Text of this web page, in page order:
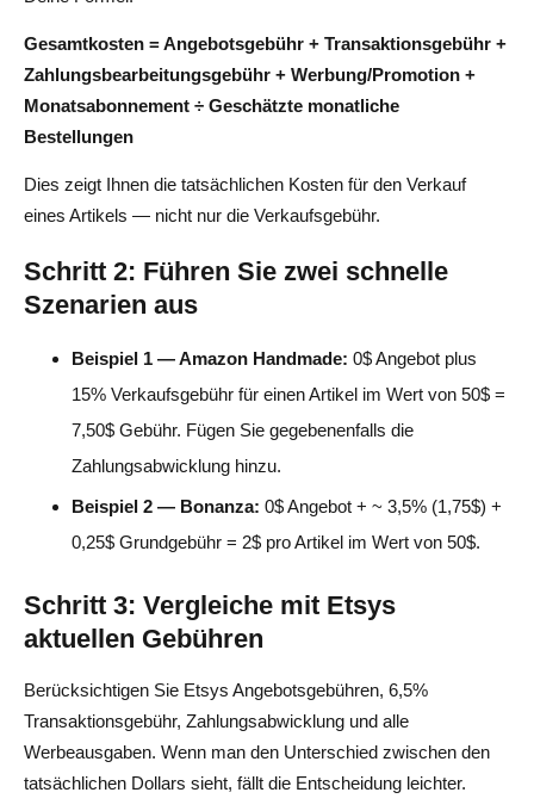
Gesamtkosten = Angebotsgebühr + Transaktionsgebühr +
Zahlungsbearbeitungsgebühr + Werbung/Promotion +
Monatsabonnement ÷ Geschätzte monatliche
Bestellungen
Dies zeigt Ihnen die tatsächlichen Kosten für den Verkauf
eines Artikels — nicht nur die Verkaufsgebühr.
Schritt 2: Führen Sie zwei schnelle
Szenarien aus
Beispiel 1 — Amazon Handmade: 0$ Angebot plus
15% Verkaufsgebühr für einen Artikel im Wert von 50$ =
7,50$ Gebühr. Fügen Sie gegebenenfalls die
Zahlungsabwicklung hinzu.
Beispiel 2 — Bonanza: 0$ Angebot + ~ 3,5% (1,75$) +
0,25$ Grundgebühr = 2$ pro Artikel im Wert von 50$.
Schritt 3: Vergleiche mit Etsys
aktuellen Gebühren
Berücksichtigen Sie Etsys Angebotsgebühren, 6,5%
Transaktionsgebühr, Zahlungsabwicklung und alle
Werbeausgaben. Wenn man den Unterschied zwischen den
tatsächlichen Dollars sieht, fällt die Entscheidung leichter.